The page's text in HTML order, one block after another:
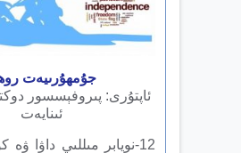
جۇمھۇرىيەت
ئاپتۇرى: پىروفېسسور
ئىنايەت
12-نويابر مىللىي داۋا ۋە